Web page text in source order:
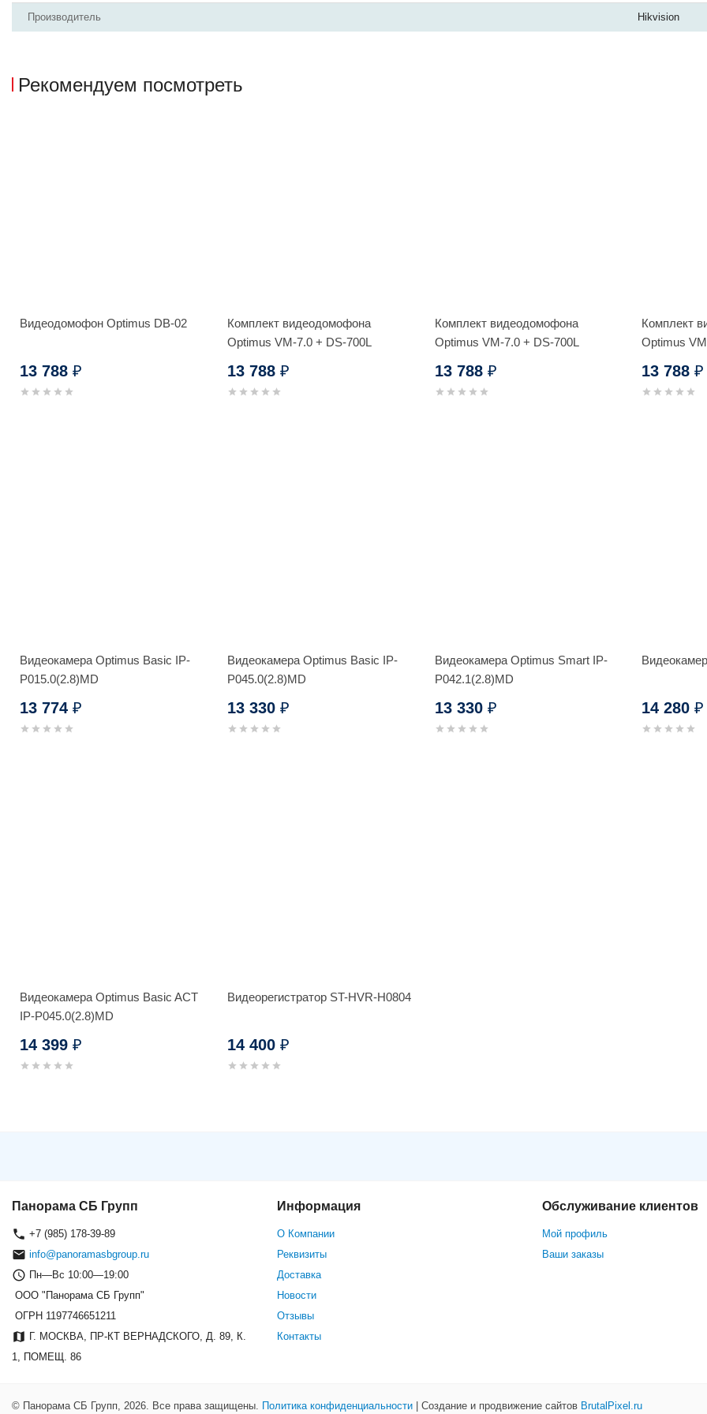
Производитель Hikvision
Рекомендуем посмотреть
Видеодомофон Optimus DB-02
13 788 ₽
Комплект видеодомофона
Optimus VM-7.0 + DS-700L
13 788 ₽
Комплект видеодомофона
Optimus VM-7.0 + DS-700L
13 788 ₽
Комплект
Optimus
13 788₽
Видеокамера Optimus Basic IP-
P015.0(2.8)MD
13 774 ₽
Видеокамера Optimus Basic IP-
P045.0(2.8)MD
13 330 ₽
Видеокамера Optimus Smart IP-
P042.1(2.8)MD
13 330 ₽ 14 280₽
Видеокамера Optimus Basic ACT
IP-P045.0(2.8)MD
14 399 ₽
Видеорегистратор ST-HVR-H0804
14 400 ₽
Панорама СБ Групп
+7 (985) 178-39-89
info@panoramasbgroup.ru
Пн—Вс 10:00—19:00
ООО "Панорама СБ Групп"
ОГРН 1197746651211
Г. МОСКВА, ПР-КТ ВЕРНАДСКОГО, Д. 89, К.
1, ПОМЕЩ. 86
Информация
О Компании
Реквизиты
Доставка
Новости
Отзывы
Контакты
Обслуживание клиентов
Мой профиль
Ваши заказы
© Панорама СБ Групп, 2026. Все права защищены. Политика конфиденциальности | Создание и продвижение сайтов BrutalPixel.ru